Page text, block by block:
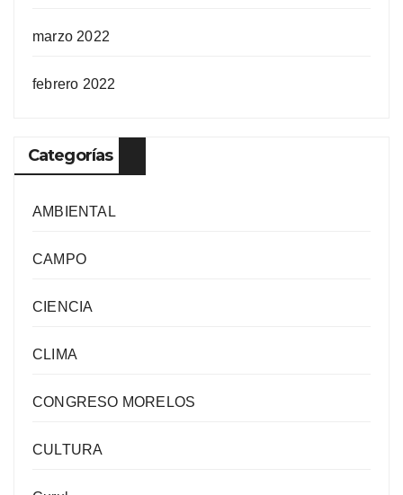
marzo 2022
febrero 2022
Categorías
AMBIENTAL
CAMPO
CIENCIA
CLIMA
CONGRESO MORELOS
CULTURA